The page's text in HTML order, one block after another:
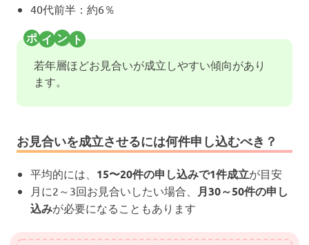
40代前半：約6％
若年層ほどお見合いが成立しやすい傾向があり
ます。
お見合いを成立させるには何件申し込むべき？
平均的には、 15〜20件の申し込みで1件成立が目安
月に2～3回お見合いしたい場合、
月30～50件の申し
込みが必要になることもあります